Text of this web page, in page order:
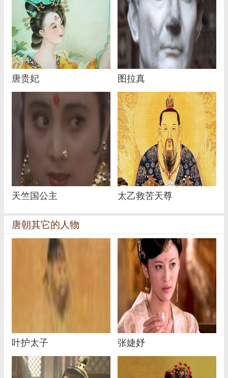
唐贵妃 图拉真
天竺国公主 太乙救苦天尊
唐朝其它的人物
叶护太子 张婕妤